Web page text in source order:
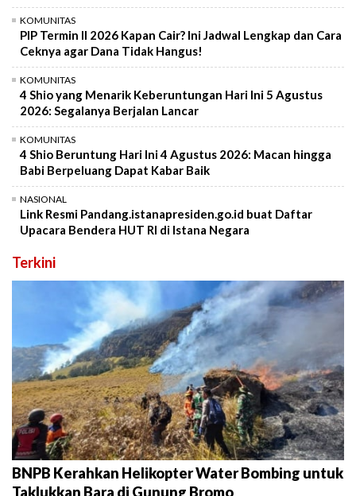
KOMUNITAS
PIP Termin II 2026 Kapan Cair? Ini Jadwal Lengkap dan Cara
Ceknya agar Dana Tidak Hangus!
KOMUNITAS
4 Shio yang Menarik Keberuntungan Hari Ini 5 Agustus
2026: Segalanya Berjalan Lancar
KOMUNITAS
4 Shio Beruntung Hari Ini 4 Agustus 2026: Macan hingga
Babi Berpeluang Dapat Kabar Baik
NASIONAL
Link Resmi Pandang.istanapresiden.go.id buat Daftar
Upacara Bendera HUT RI di Istana Negara
Terkini
BNPB Kerahkan Helikopter Water Bombing untuk
Taklukkan Bara di Gunung Bromo